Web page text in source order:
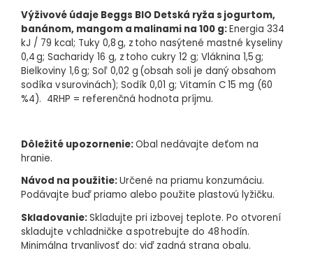
Výživové údaje Beggs BIO Detská ryža s jogurtom,
banánom, mangom a malinami na 100 g:Energia 334
kJ / 79 kcal; Tuky 0,8 g, z toho nasýtené mastné kyseliny
0,4 g; Sacharidy 16 g, z toho cukry 12 g; Vláknina 1,5 g;
Bielkoviny 1,6 g; Soľ 0,02 g (obsah soli je daný obsahom
sodíka v surovinách); Sodík 0,01 g; Vitamín C 15 mg (60
%4). 4RHP = referenčná hodnota príjmu.
Dôležité upozornenie:Obal nedávajte deťom na
hranie.
Návod na použitie:Určené na priamu konzumáciu.
Podávajte buď priamo alebo použite plastovú lyžičku.
Skladovanie:Skladujte pri izbovej teplote. Po otvorení
skladujte v chladničke a spotrebujte do 48 hodín.
Minimálna trvanlivosť do: viď zadná strana obalu.